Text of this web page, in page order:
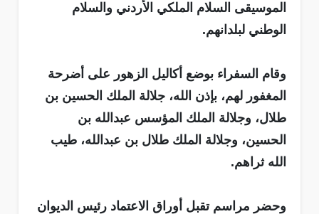
الموسيقى السلام الملكي الأردني والسلام
الوطني لبلدانهم.
وقام السفراء بوضع أكاليل الزهور على أضرحة
المغفور لهم، بإذن الله، جلالة الملك الحسين بن
طلال، وجلالة الملك المؤسس عبدالله بن
الحسين، وجلالة الملك طلال بن عبدالله، طيب
الله ثراهم.
وحضر مراسم تقبل أوراق الاعتماد رئيس الديوان